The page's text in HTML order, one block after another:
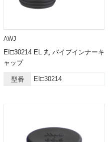
AWJ
EI□30214 EL 丸 パイプインナーキ
ャップ
型番 EI□30214